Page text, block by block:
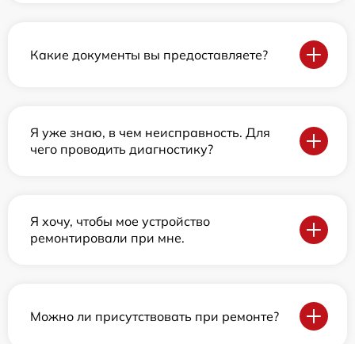
Какие документы вы предоставляете?
Я уже знаю, в чем неисправность. Для
чего проводить диагностику?
Я хочу, чтобы мое устройство
ремонтировали при мне.
Можно ли присутствовать при ремонте?